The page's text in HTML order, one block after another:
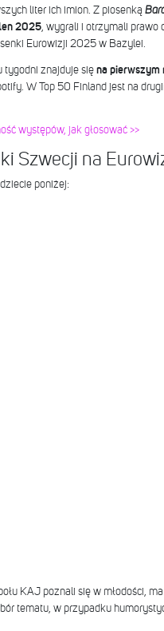
liter ich imion. Z piosenką
2025, wygrali i otrzymali prawo
Eurowizji 2025 w Bazylei.
tygodni znajduje sięna pierwszym
W Top 50 Finland jest na
występów, jak głosować >>
Szwecji na
poniżej:
KAJ poznali się w młodości,
tematu, w przypadku